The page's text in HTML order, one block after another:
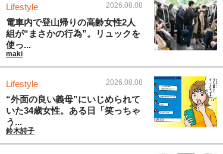
Lifestyle 2026.08.08
電車内で登山帰りの高齢女性2人
組が“まさかの行為”。リュックを
使っ...
maki
Lifestyle 2026.08.08
“外面の良い義母”にいじめられて
いた34歳女性。ある日「笑っちゃ
う...
鈴木詩子